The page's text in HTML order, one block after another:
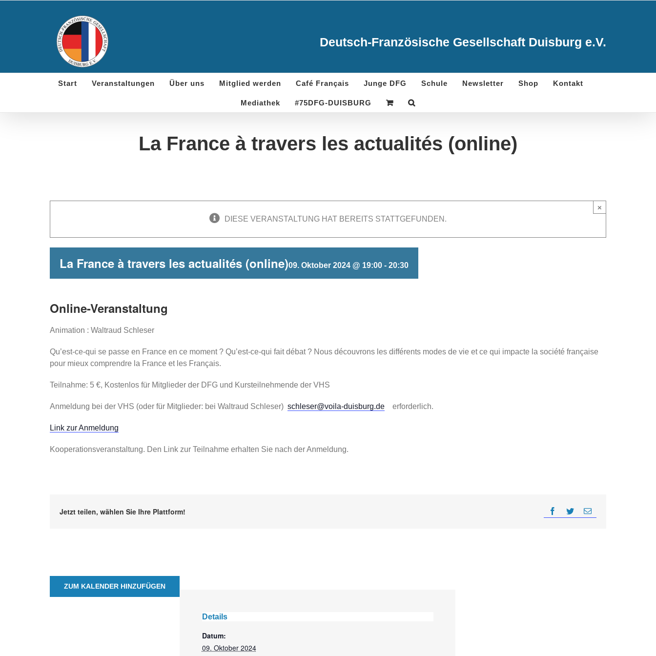
Deutsch-Französische Gesellschaft Duisburg e.V.
Start Veranstaltungen Über uns Mitglied werden Café Français Junge DFG Schule Newsletter Shop Kontakt
Mediathek #75DFG-DUISBURG
La France à travers les actualités (online)
DIESE VERANSTALTUNG HAT BEREITS STATTGEFUNDEN.
×
La France à travers les actualités (online)09. Oktober 2024 @ 19:00 - 20:30
Online-Veranstaltung
Animation : Waltraud Schleser
Qu’est-ce-qui se passe en France en ce moment ? Qu’est-ce-qui fait débat ? Nous découvrons les différents modes de vie et ce qui impacte la société française
pour mieux comprendre la France et les Français.
Teilnahme: 5 €, Kostenlos für Mitglieder der DFG und Kursteilnehmende der VHS
Anmeldung bei der VHS (oder für Mitglieder: bei Waltraud Schleser) schleser@voila-duisburg.deerforderlich.
Link zur Anmeldung
Kooperationsveranstaltung. Den Link zur Teilnahme erhalten Sie nach der Anmeldung.
Jetzt teilen, wählen Sie Ihre Plattform!
ZUM KALENDER HINZUFÜGEN
Details
Datum:
09. Oktober 2024